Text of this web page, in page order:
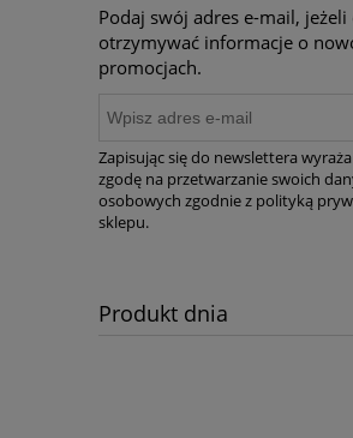
Podaj swój adres e-mail, jeżeli
otrzymywać informacje o
promocjach.
Zapisując się do newslettera
zgodę na przetwarzanie swoich
osobowych zgodnie z polityką
sklepu.
Produkt dnia